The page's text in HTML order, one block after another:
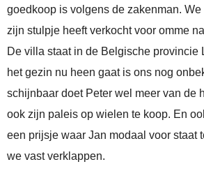
goedkoop is volgens de zakenman.
zijn stulpje heeft verkocht voor omme
De villa staat in de Belgische provincie
het gezin nu heen gaat is ons nog
schijnbaar doet Peter wel meer van de
ook zijn paleis op wielen te koop. En
een prijsje waar Jan modaal voor staat
we vast verklappen.